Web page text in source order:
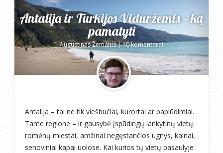
Antalija ir Turkijos Viduržemis – ką
pamatyti
Augustinas Žemaitis|10 komentarai
Antalija – tai ne tik viešbučiai, kurortai ar paplūdimiai.
Tame regione – ir gausybė įspūdingų lankytinų vietų:
romėnų miestai, amžinai negęstančios ugnys, kalnai,
senoviniai kapai uolose. Kai kurios tų vietų pasaulyje